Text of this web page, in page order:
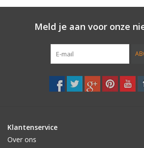
Meld je aan voor onze
Klantenservice
Over ons